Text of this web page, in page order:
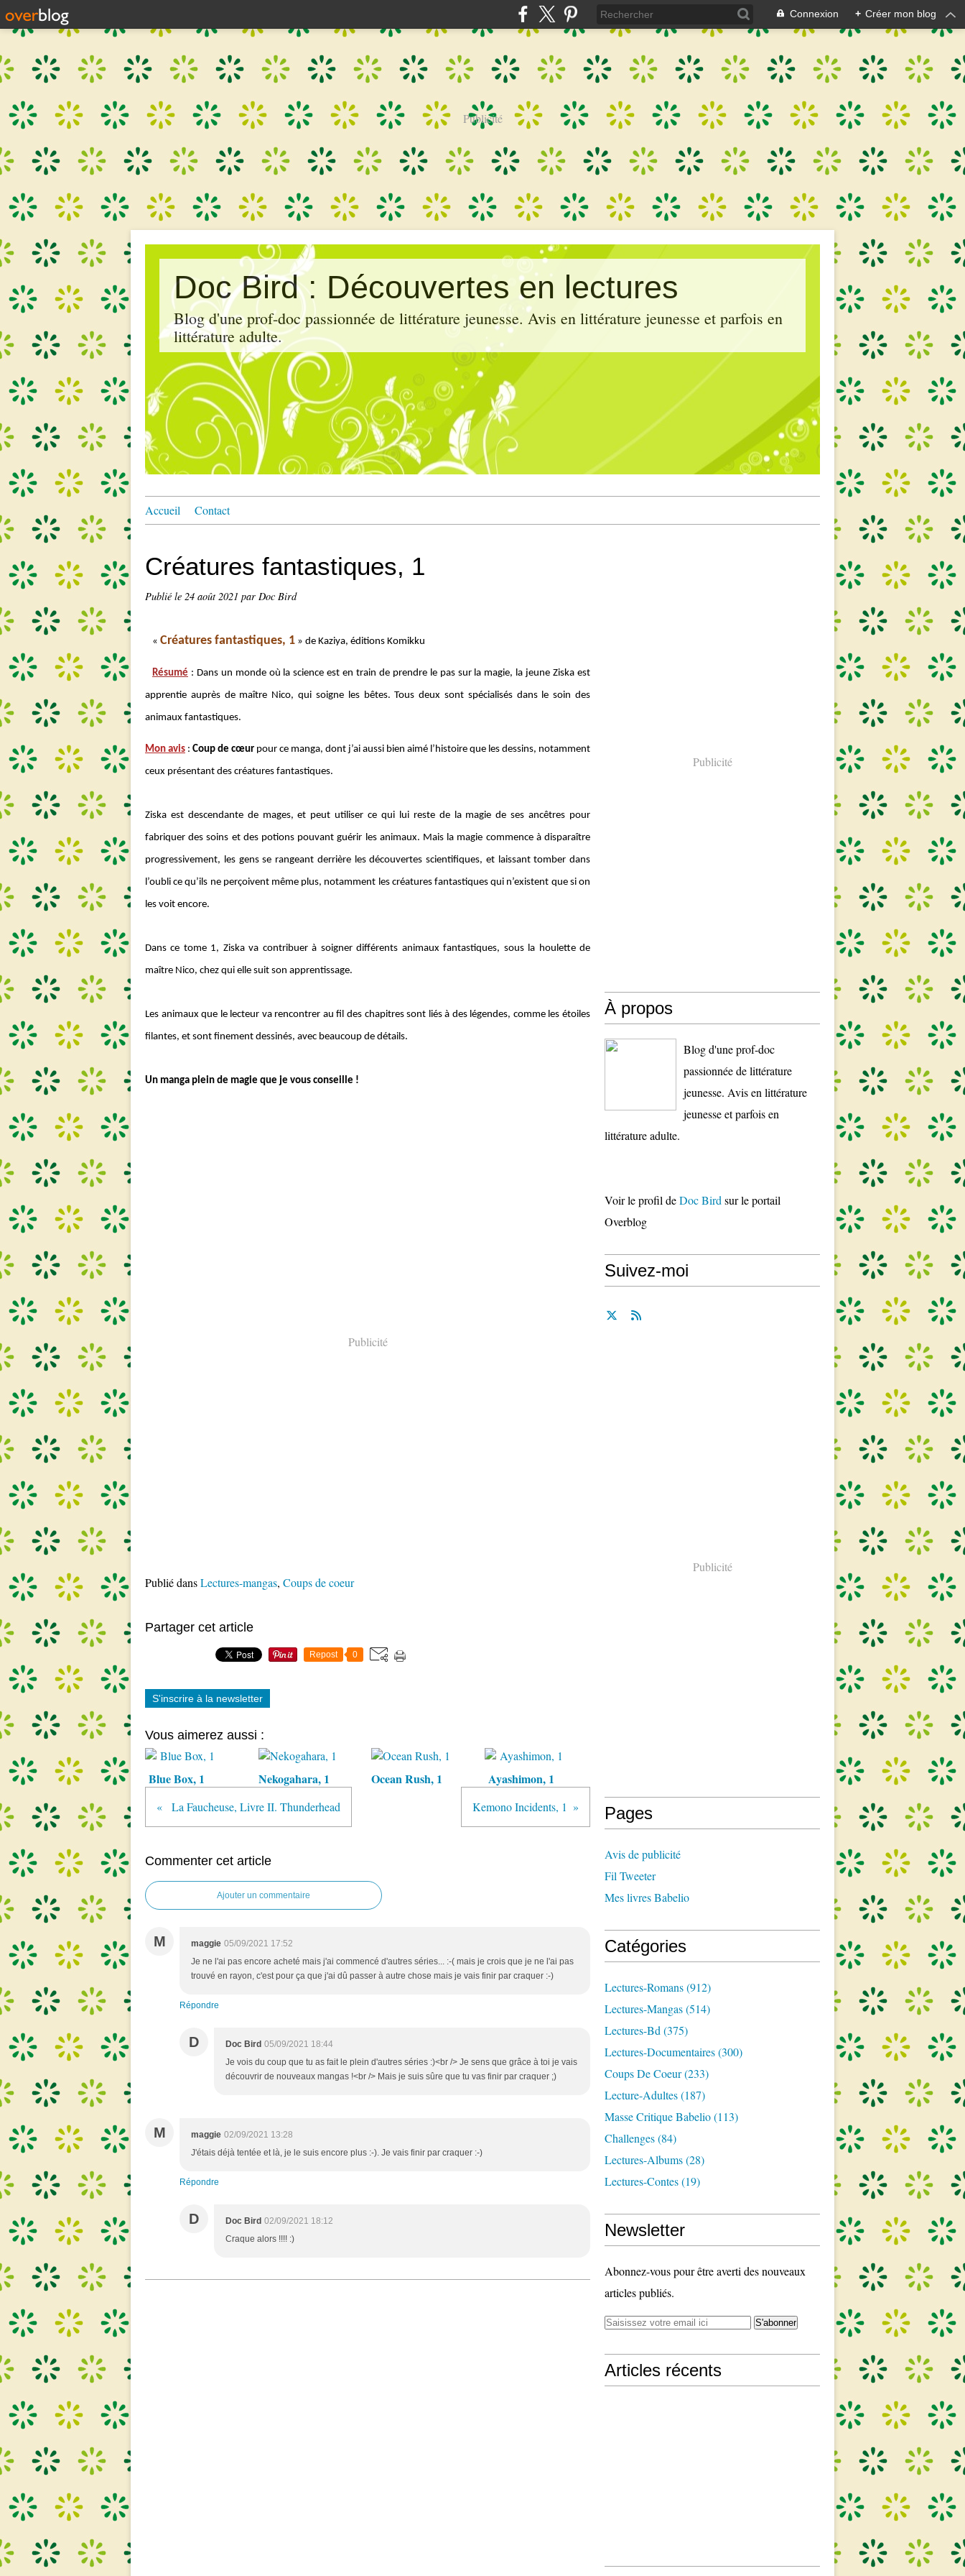
Connexion + Créer mon blog
Publicité
Doc Bird : Découvertes en lectures
Blog d'une prof-doc passionnée de littérature jeunesse. Avis en littérature jeunesse et parfois en
littérature adulte.
Accueil Contact
Créatures fantastiques, 1
Publié le 24 août 2021 par Doc Bird
« Créatures fantastiques, 1 » de Kaziya, éditions Komikku
Résumé : Dans un monde où la science est en train de prendre le pas sur la magie, la jeune Ziska est
apprentie auprès de maître Nico, qui soigne les bêtes. Tous deux sont spécialisés dans le soin des
animaux fantastiques.
Mon avis : Coup de cœur pour ce manga, dont j’ai aussi bien aimé l’histoire que les dessins, notamment
ceux présentant des créatures fantastiques.
Ziska est descendante de mages, et peut utiliser ce qui lui reste de la magie de ses ancêtres pour
fabriquer des soins et des potions pouvant guérir les animaux. Mais la magie commence à disparaître
progressivement, les gens se rangeant derrière les découvertes scientifiques, et laissant tomber dans
l’oubli ce qu’ils ne perçoivent même plus, notamment les créatures fantastiques qui n’existent que si on
les voit encore.
Dans ce tome 1, Ziska va contribuer à soigner différents animaux fantastiques, sous la houlette de
maître Nico, chez qui elle suit son apprentissage.
Les animaux que le lecteur va rencontrer au fil des chapitres sont liés à des légendes, comme les étoiles
filantes, et sont finement dessinés, avec beaucoup de détails.
Un manga plein de magie que je vous conseille !
Publicité
Publié dansLectures-mangas, Coups de coeur
Partager cet article
Repost 0
S'inscrire à la newsletter
Vous aimerez aussi :
Blue Box, 1 Nekogahara, 1 Ocean Rush, 1 Ayashimon, 1
La Faucheuse, Livre II. Thunderhead Kemono Incidents, 1
Commenter cet article
Ajouter un commentaire
M maggie 05/09/2021 17:52
Je ne l'ai pas encore acheté mais j'ai commencé d'autres séries... :-( mais je crois que je ne l'ai pas
trouvé en rayon, c'est pour ça que j'ai dû passer à autre chose mais je vais finir par craquer :-)
Répondre
D Doc Bird 05/09/2021 18:44
Je vois du coup que tu as fait le plein d'autres séries :)<br /> Je sens que grâce à toi je vais
découvrir de nouveaux mangas !<br /> Mais je suis sûre que tu vas finir par craquer ;)
M maggie 02/09/2021 13:28
J'étais déjà tentée et là, je le suis encore plus :-). Je vais finir par craquer :-)
Répondre
D Doc Bird 02/09/2021 18:12
Craque alors !!!! :)
Publicité
À propos
Blog d'une prof-doc
passionnée de littérature
jeunesse. Avis en littérature
jeunesse et parfois en
littérature adulte.
Voir le profil deDoc Bird sur le portail
Overblog
Suivez-moi
Publicité
Pages
Avis de publicité
Fil Tweeter
Mes livres Babelio
Catégories
Lectures-Romans(912)
Lectures-Mangas(514)
Lectures-Bd (375)
Lectures-Documentaires(300)
Coups De Coeur(233)
Lecture-Adultes(187)
Masse Critique Babelio(113)
Challenges(84)
Lectures-Albums(28)
Lectures-Contes(19)
Newsletter
Abonnez-vous pour être averti des nouveaux
articles publiés.
Articles récents